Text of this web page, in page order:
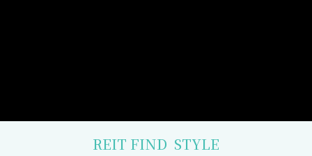
REIT FIND STYLE